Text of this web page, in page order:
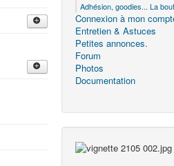
Adhésion, goodies... La
Connexion à mon
Entretien & Astuces
Petites annonces.
Forum
Photos
Documentation